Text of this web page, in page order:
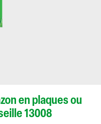
en plaques ou
13008